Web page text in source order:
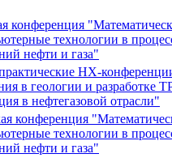
конференция
технологии в
нефти и газа"
НХ-
в геологии и разработке
в нефтегазовой отрасли"
конференция
технологии в
нефти и газа"